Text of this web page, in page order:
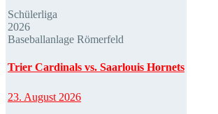
Schülerliga
2026
Baseballanlage Römerfeld
Trier Cardinals vs. Saarlouis Hornets
23. August 2026